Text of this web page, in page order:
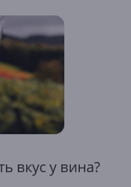
вкус у вина?